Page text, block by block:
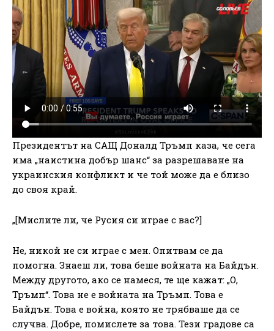
Президентът на САЩ Доналд Тръмп каза, че сега
има „наистина добър шанс“ за разрешаване на
украинския конфликт и че той може да е близо
до своя край.
„[Мислите ли, че Русия си играе с вас?]
Не, никой не си играе с мен. Опитвам се да
помогна. Знаеш ли, това беше войната на Байдън.
Между другото, ако се намеся, те ще кажат: „О,
Тръмп“. Това не е войната на Тръмп. Това е
Байдън. Това е война, която не трябваше да се
случва. Добре, помислете за това. Тези градове са